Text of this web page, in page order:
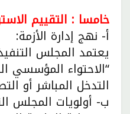
خامسا : التقييم
أ- نهج إدارة الأزمة:
يعتمد المجلس
“الاحتواء المؤسسي
التدخل المباشر أو
ب- أولويات المجلس